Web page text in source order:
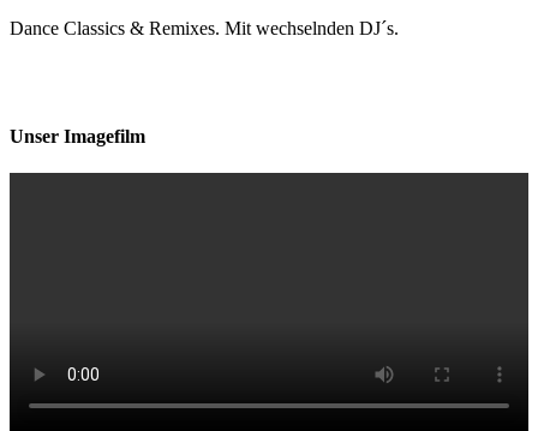
Dance Classics & Remixes. Mit wechselnden DJ´s.
Unser Imagefilm